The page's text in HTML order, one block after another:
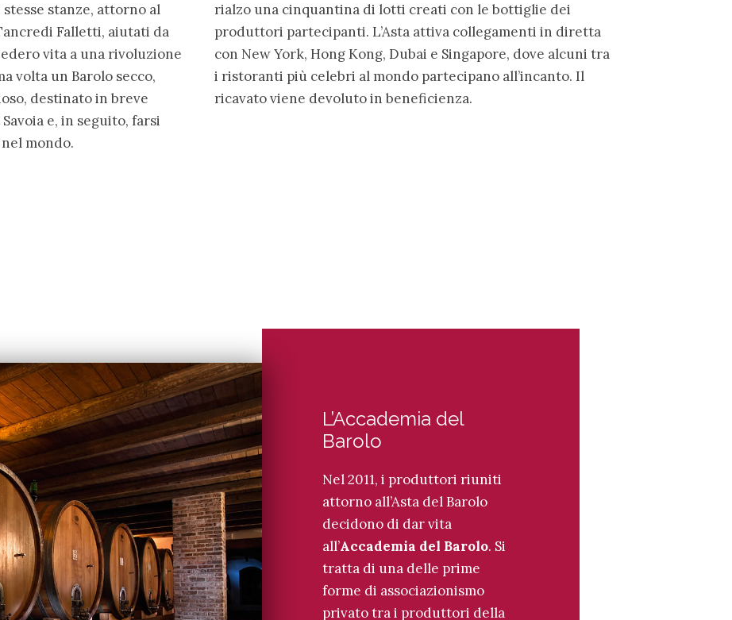
stanze, attorno al
Falletti, aiutati da
vita a una rivoluzione
volta un Barolo secco,
destinato in breve
e, in seguito, farsi
mondo.
rialzo una cinquantina di lotti creati con le bottiglie dei
produttori partecipanti. L’Asta attiva collegamenti in diretta
con New York, Hong Kong, Dubai e Singapore, dove alcuni tra
i ristoranti più celebri al mondo partecipano all’incanto. Il
ricavato viene devoluto in beneficienza.
L’Accademia del
Barolo
Nel 2011, i produttori riuniti
attorno all’Asta del Barolo
decidono di dar vita
all’Accademia del Barolo. Si
tratta di una delle prime
forme di associazionismo
privato tra i produttori della